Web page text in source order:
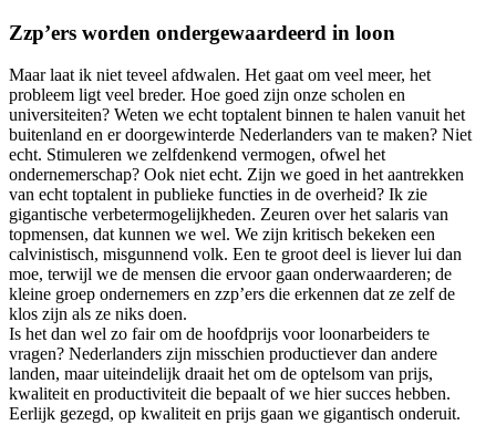
Zzp’ers worden ondergewaardeerd in loon
Maar laat ik niet teveel afdwalen. Het gaat om veel meer, het
probleem ligt veel breder. Hoe goed zijn onze scholen en
universiteiten? Weten we echt toptalent binnen te halen vanuit het
buitenland en er doorgewinterde Nederlanders van te maken? Niet
echt. Stimuleren we zelfdenkend vermogen, ofwel het
ondernemerschap? Ook niet echt. Zijn we goed in het aantrekken
van echt toptalent in publieke functies in de overheid? Ik zie
gigantische verbetermogelijkheden. Zeuren over het salaris van
topmensen, dat kunnen we wel. We zijn kritisch bekeken een
calvinistisch, misgunnend volk. Een te groot deel is liever lui dan
moe, terwijl we de mensen die ervoor gaan onderwaarderen; de
kleine groep ondernemers en zzp’ers die erkennen dat ze zelf de
klos zijn als ze niks doen.
Is het dan wel zo fair om de hoofdprijs voor loonarbeiders te
vragen? Nederlanders zijn misschien productiever dan andere
landen, maar uiteindelijk draait het om de optelsom van prijs,
kwaliteit en productiviteit die bepaalt of we hier succes hebben.
Eerlijk gezegd, op kwaliteit en prijs gaan we gigantisch onderuit.